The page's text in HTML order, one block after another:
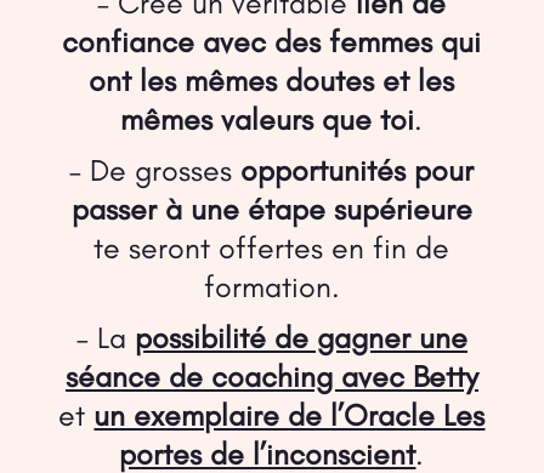
confiance avec des femmes qui
ont les mêmes doutes et les
mêmes valeurs que toi.
– De grosses opportunités pour
passer à une étape supérieure
te seront offertes en fin de
formation.
– La possibilité de gagner une
séance de coaching avec Betty
et un exemplaire de l’Oracle Les
portes de l’inconscient.